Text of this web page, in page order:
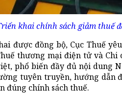
khai chính sách giảm thuế
được đồng bộ, Cục Thuế
thương mại điện tử và
phổ biến đầy đủ nội dung
tuyên truyền, hướng dẫn
đúng chính sách thuế.